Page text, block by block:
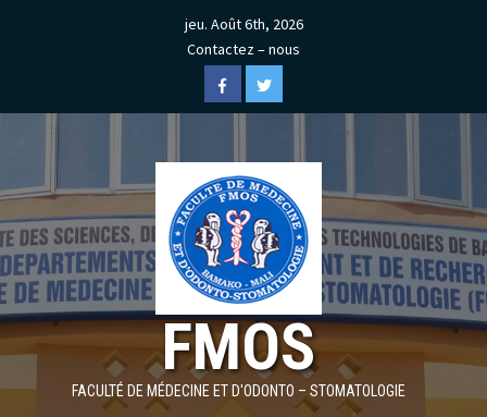
jeu. Août 6th, 2026
Contactez – nous
FacebookTwitter
FMOS
FACULTÉ DE MÉDECINE ET D'ODONTO – STOMATOLOGIE